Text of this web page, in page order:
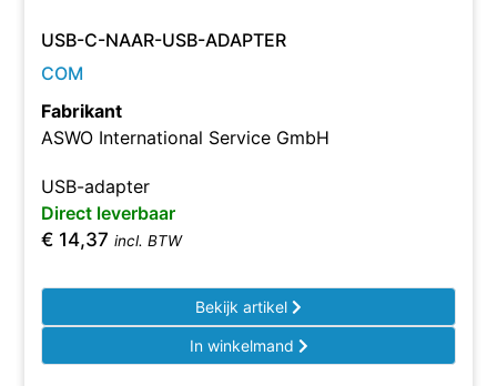
USB-C-NAAR-USB-ADAPTER
COM
Fabrikant
ASWO International Service GmbH
USB-adapter
Direct leverbaar
€ 14,37 incl. BTW
Bekijk artikel
In winkelmand